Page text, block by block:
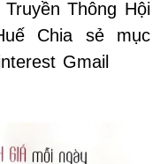
Thông Hội
Chia sẻ mục
Gmail